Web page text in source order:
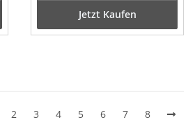
Jetzt Kaufen
2 3 4 5 6 7 8